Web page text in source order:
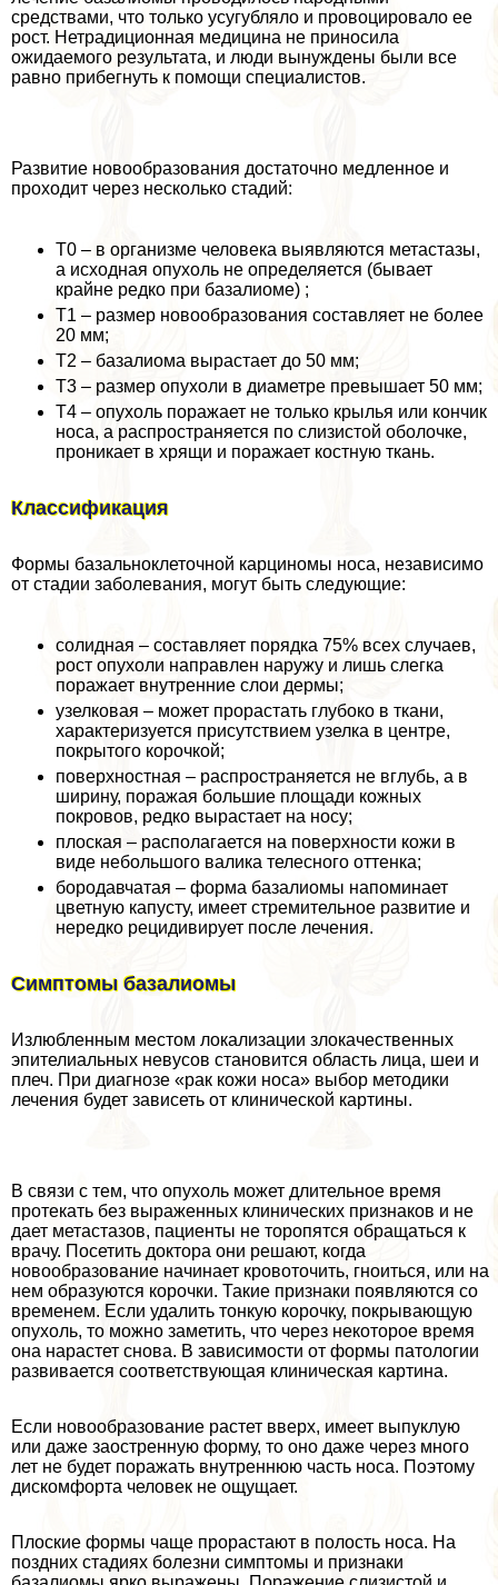
средствами, что только усугубляло и провоцировало ее
рост. Нетрадиционная медицина не приносила
ожидаемого результата, и люди вынуждены были все
равно прибегнуть к помощи специалистов.
Развитие новообразования достаточно медленное и
проходит через несколько стадий:
Т0 – в организме человека выявляются метастазы,
а исходная опухоль не определяется (бывает
крайне редко при базалиоме) ;
Т1 – размер новообразования составляет не более
20 мм;
Т2 – базалиома вырастает до 50 мм;
Т3 – размер опухоли в диаметре превышает 50 мм;
Т4 – опухоль поражает не только крылья или кончик
носа, а распространяется по слизистой оболочке,
проникает в хрящи и поражает костную ткань.
Классификация
Формы базальноклеточной карциномы носа, независимо
от стадии заболевания, могут быть следующие:
солидная – составляет порядка 75% всех случаев,
рост опухоли направлен наружу и лишь слегка
поражает внутренние слои дермы;
узелковая – может прорастать глубоко в ткани,
хаpaктеризуется присутствием узелка в центре,
покрытого корочкой;
поверхностная – распространяется не вглубь, а в
ширину, поражая большие площади кожных
покровов, редко вырастает на носу;
плоская – располагается на поверхности кожи в
виде небольшого валика телесного оттенка;
бородавчатая – форма базалиомы напоминает
цветную капусту, имеет стремительное развитие и
нередко рецидивирует после лечения.
Симптомы базалиомы
Излюбленным местом локализации злокачественных
эпителиальных невусов становится область лица, шеи и
плеч. При диагнозе «paк кожи носа» выбор методики
лечения будет зависеть от клинической картины.
В связи с тем, что опухоль может длительное время
протекать без выраженных клинических признаков и не
дает метастазов, пациенты не торопятся обращаться к
врачу. Посетить доктора они решают, когда
новообразование начинает кровоточить, гноиться, или на
нем образуются корочки. Такие признаки появляются со
временем. Если удалить тонкую корочку, покрывающую
опухоль, то можно заметить, что через некоторое время
она нарастет снова. В зависимости от формы патологии
развивается соответствующая клиническая картина.
Если новообразование растет вверх, имеет выпуклую
или даже заостренную форму, то оно даже через много
лет не будет поражать внутреннюю часть носа. Поэтому
дискомфорта человек не ощущает.
Плоские формы чаще прорастают в полость носа. На
поздних стадиях болезни симптомы и признаки